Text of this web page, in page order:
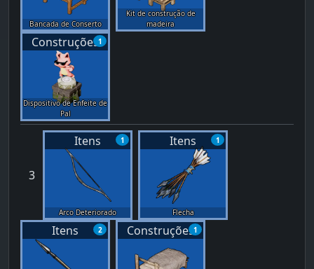
Bancada de Conserto
Kit de construção de
madeira
1
Construções
Dispositivo de Enfeite de
Pal
3
1
Itens
Arco Deteriorado
1
Itens
Flecha
2
Itens 1
Construções